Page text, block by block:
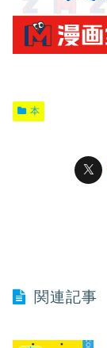
本
関連記事